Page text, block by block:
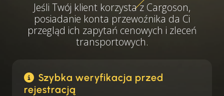
Jeśli Twój klient korzysta z Cargoson,
posiadanie konta przewoźnika da Ci
przegląd ich zapytań cenowych i zleceń
transportowych.
Szybka weryfikacja przed
rejestracją